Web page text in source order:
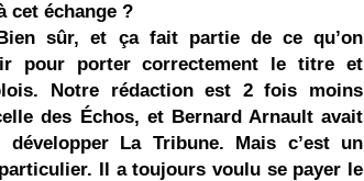
cet échange ?
sûr, et ça fait partie de ce qu’on
pour porter correctement le titre et
Notre rédaction est 2 fois moins
des Échos, et Bernard Arnault avait
La Tribune. Mais c’est un
Il a toujours voulu se payer le